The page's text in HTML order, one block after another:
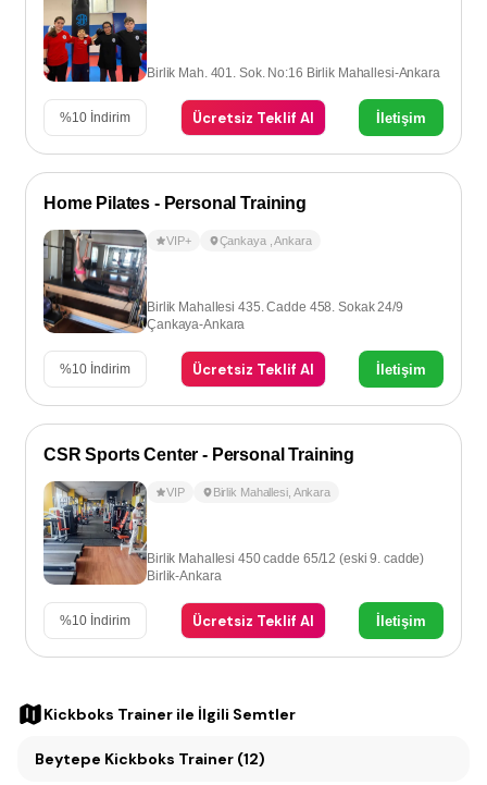
Birlik Mah. 401. Sok. No:16 Birlik Mahallesi-Ankara
%10 İndirim Ücretsiz Teklif Al İletişim
Home Pilates - Personal Training
VIP+ Çankaya ,Ankara
Birlik Mahallesi 435. Cadde 458. Sokak 24/9
Çankaya-Ankara
%10 İndirim Ücretsiz Teklif Al İletişim
CSR Sports Center - Personal Training
VIP Birlik Mahallesi, Ankara
Birlik Mahallesi 450 cadde 65/12 (eski 9. cadde)
Birlik-Ankara
%10 İndirim Ücretsiz Teklif Al İletişim
Kickboks Trainer ile İlgili Semtler
Beytepe Kickboks Trainer (12)